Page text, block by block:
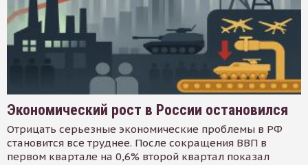
Экономический рост в России остановился
Отрицать серьезные экономические проблемы в РФ
становится все труднее. После сокращения ВВП в
первом квартале на 0,6% второй квартал показал